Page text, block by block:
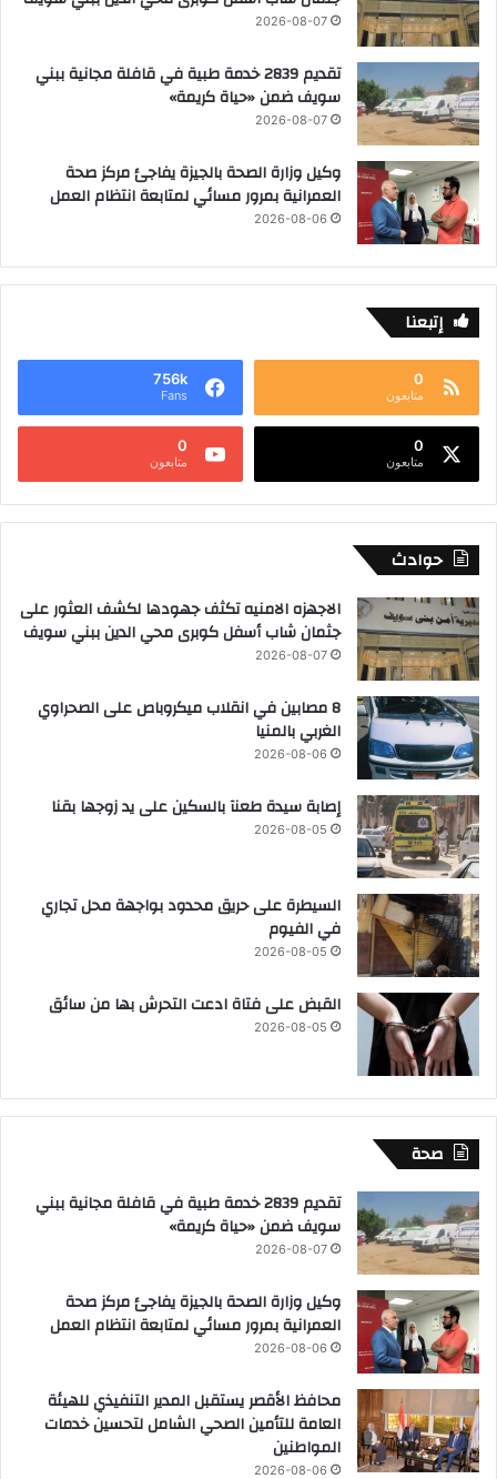
2026-08-07
تقديم 2839 خدمة طبية في قافلة مجانية ببني
سويف ضمن «حياة كريمة»
2026-08-07
وكيل وزارة الصحة بالجيزة يفاجئ مركز صحة
العمرانية بمرور مسائي لمتابعة انتظام العمل
2026-08-06
إتبعنا
0
متابعون
756k
Fans
0
متابعون
0
متابعون
حوادث
الاجهزه الامنيه تكثف جهودها لكشف العثور على
جثمان شاب أسفل كوبرى محي الدين ببني سويف
2026-08-07
8 مصابين في انقلاب ميكروباص على الصحراوي
الغربي بالمنيا
2026-08-06
إصابة سيدة طعنآ بالسكين على يد زوجها بقنا
2026-08-05
السيطرة على حريق محدود بواجهة محل تجاري
في الفيوم
2026-08-05
القبض على فتاة ادعت التحرش بها من سائق
2026-08-05
صحة
تقديم 2839 خدمة طبية في قافلة مجانية ببني
سويف ضمن «حياة كريمة»
2026-08-07
وكيل وزارة الصحة بالجيزة يفاجئ مركز صحة
العمرانية بمرور مسائي لمتابعة انتظام العمل
2026-08-06
محافظ الأقصر يستقبل المدير التنفيذي للهيئة
العامة للتأمين الصحي الشامل لتحسين خدمات
المواطنين
2026-08-06